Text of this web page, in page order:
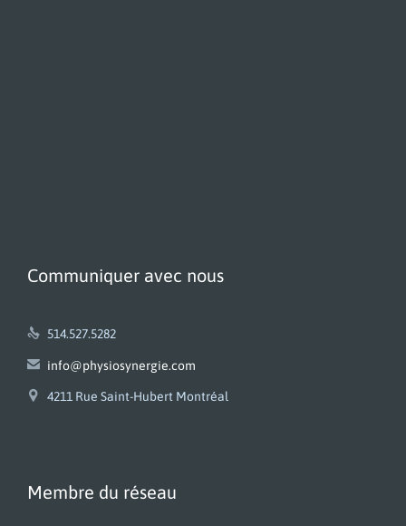
Communiquer avec nous
 514.527.5282
 info@physiosynergie.com
 4211 Rue Saint-Hubert Montréal
Membre du réseau